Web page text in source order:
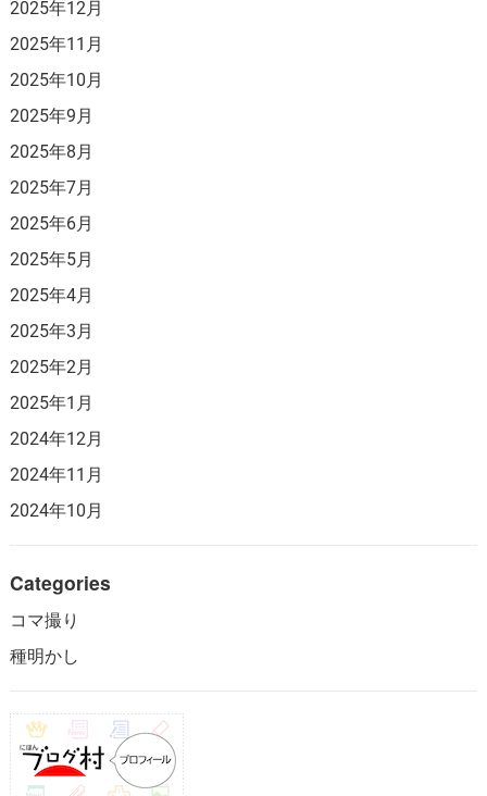
2025年12月
2025年11月
2025年10月
2025年9月
2025年8月
2025年7月
2025年6月
2025年5月
2025年4月
2025年3月
2025年2月
2025年1月
2024年12月
2024年11月
2024年10月
Categories
コマ撮り
種明かし